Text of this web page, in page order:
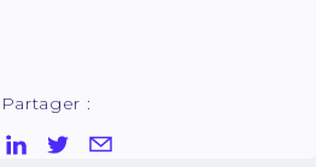
Partager :